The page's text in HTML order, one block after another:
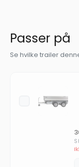
Passer på
Se hvilke trailer